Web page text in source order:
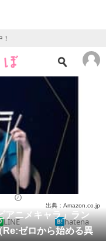
児
アニメキャラ」ラン
ゼロから始める異
出典：Amazon.co.jp
LINE hatena